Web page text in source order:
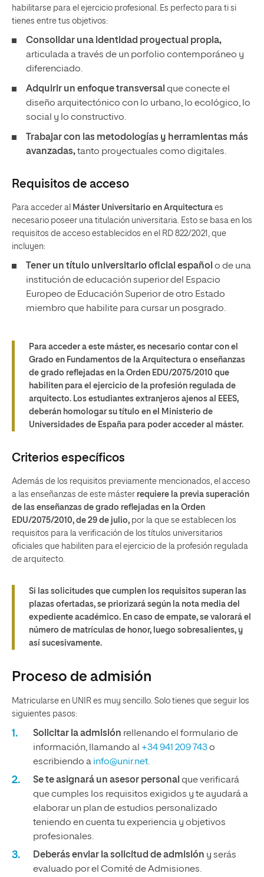
habilitarse para el ejercicio profesional. Es perfecto para ti si
tienes entre tus objetivos:
Consolidar una identidad proyectual propia,
articulada a través de un porfolio contemporáneo y
diferenciado.
Adquirir un enfoque transversal que conecte el
diseño arquitectónico con lo urbano, lo ecológico, lo
social y lo constructivo.
Trabajar con las metodologías y herramientas más
avanzadas,tanto proyectuales como digitales.
Requisitos de acceso
Para acceder al Máster Universitario en Arquitectura es
necesario poseer una titulación universitaria. Esto se basa en los
requisitos de acceso establecidos en el RD 822/2021, que
incluyen:
Tener un título universitario oficial español o de una
institución de educación superior del Espacio
Europeo de Educación Superior de otro Estado
miembro que habilite para cursar un posgrado.
Para acceder a este máster, es necesario contar con el
Grado en Fundamentos de la Arquitectura o enseñanzas
de grado reflejadas en la Orden EDU/2075/2010 que
habiliten para el ejercicio de la profesión regulada de
arquitecto. Los estudiantes extranjeros ajenos al EEES,
deberán homologar su título en el Ministerio de
Universidades de España para poder acceder al máster.
Criterios específicos
Además de los requisitos previamente mencionados, el acceso
a las enseñanzas de este máster requiere la previa superación
de las enseñanzas de grado reflejadas en la Orden
EDU/2075/2010, de 29 de julio, por la que se establecen los
requisitos para la verificación de los títulos universitarios
oficiales que habiliten para el ejercicio de la profesión regulada
de arquitecto.
Si las solicitudes que cumplen los requisitos superan las
plazas ofertadas, se priorizará según la nota media del
expediente académico. En caso de empate, se valorará el
número de matrículas de honor, luego sobresalientes, y
así sucesivamente.
Proceso de admisión
Matricularse en UNIR es muy sencillo. Solo tienes que seguir los
siguientes pasos:
Solicitar la admisión rellenando el formulario de
información, llamando al +34 941 209 743o
escribiendo a info@unir.net.
Se te asignará un asesor personal que verificará
que cumples los requisitos exigidos y te ayudará a
elaborar un plan de estudios personalizado
teniendo en cuenta tu experiencia y objetivos
profesionales.
Deberás enviar la solicitud de admisión y serás
evaluado por el Comité de Admisiones.